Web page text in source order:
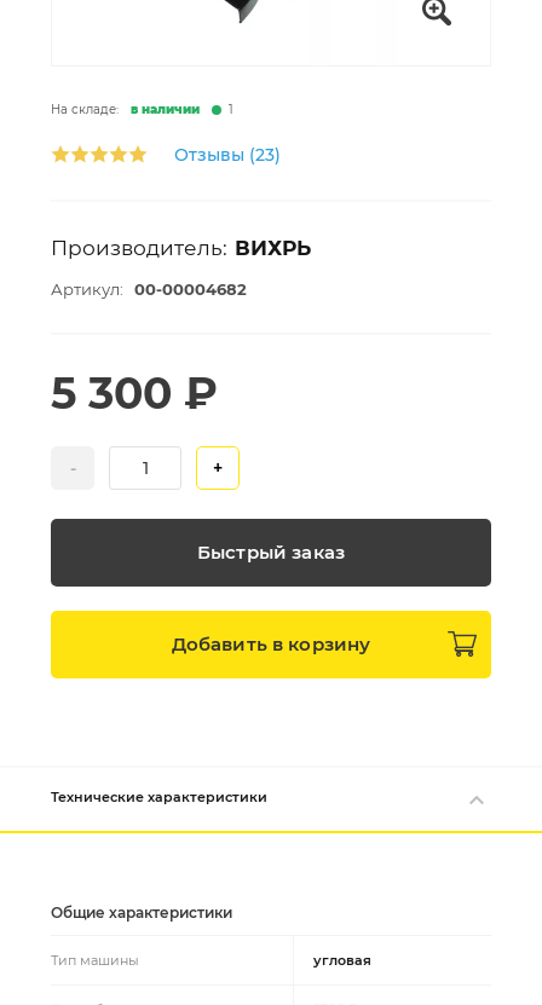
На складе: в наличии 1
Отзывы (23)
Производитель: ВИХРЬ
Артикул: 00-00004682
- +
5 300 ₽
Быстрый заказ
Добавить в корзину
Технические характеристики
Общие характеристики
Тип машины угловая